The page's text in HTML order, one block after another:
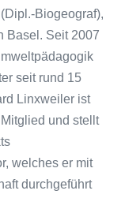
Biogeograf),
Basel. Seit 2007
seit rund 15
Linxweiler ist
und stellt
welches er mit
durchgeführt